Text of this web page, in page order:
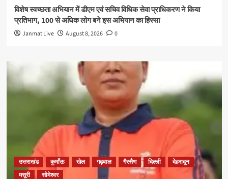
विशेष स्वच्छता अभियान में डीएम एवं सचिव विधिक सेवा प्राधिकरण ने किया
प्रतिभाग, 100 से अधिक लोग बने इस अभियान का हिस्सा
Janmat Live August 8, 2026 0
उत्तराखंड कुमाँऊ खेल गढ़वाल गैरसैण दिल्ली
देहरादून
मसूरी
सोमेश्वर